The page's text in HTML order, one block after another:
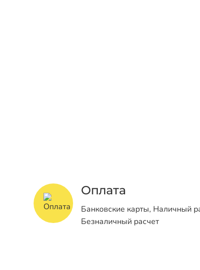
Оплата
Банковские карты, Наличный
Безналичный расчет